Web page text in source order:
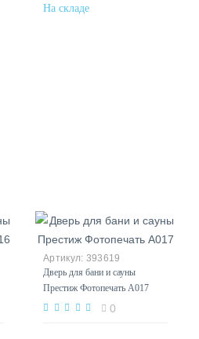
393619
Дверь для бани и сауны
Престиж Фотопечать А017
0